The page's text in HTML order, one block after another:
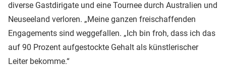
diverse Gastdirigate und eine Tournee durch Australien und
Neuseeland verloren. „Meine ganzen freischaffenden
Engagements sind weggefallen. „Ich bin froh, dass ich das
auf 90 Prozent aufgestockte Gehalt als künstlerischer
Leiter bekomme.“